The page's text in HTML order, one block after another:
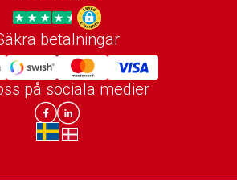
Trygg E-handel
betalningar
på sociala medier
Lomax DK Facebook
Lomax SE LinkIn
sv-SEda-DK